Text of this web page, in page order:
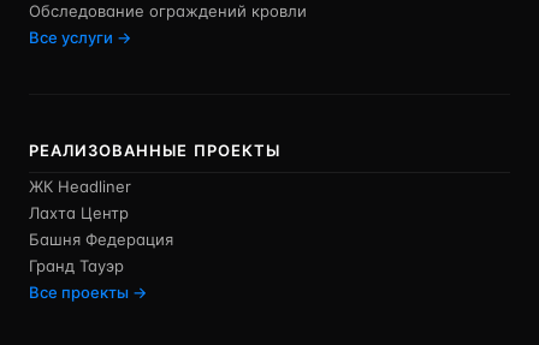
Обследование ограждений кровли
Все услуги →
РЕАЛИЗОВАННЫЕ ПРОЕКТЫ
ЖК Headliner
Лахта Центр
Башня Федерация
Гранд Тауэр
Все проекты →